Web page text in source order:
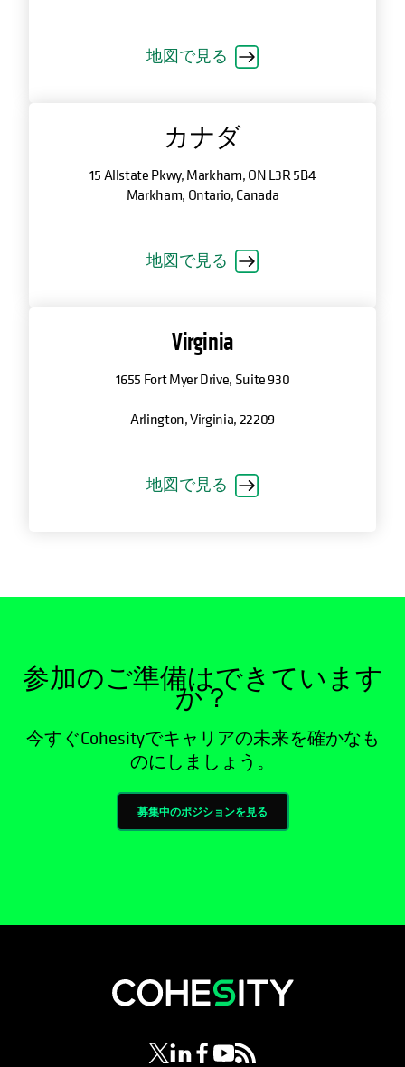
地図で見る
カナダ
15 Allstate Pkwy, Markham, ON L3R 5B4
Markham, Ontario, Canada
地図で見る
Virginia
1655 Fort Myer Drive, Suite 930
Arlington, Virginia, 22209
地図で見る
参加のご準備はできています
か？
今すぐCohesityでキャリアの未来を確かなも
のにしましょう。
募集中のポジションを見る
新しいタブで開く
新しいタブで開く
新しいタブで開く
新しいタブで開く
新しいタブで開く